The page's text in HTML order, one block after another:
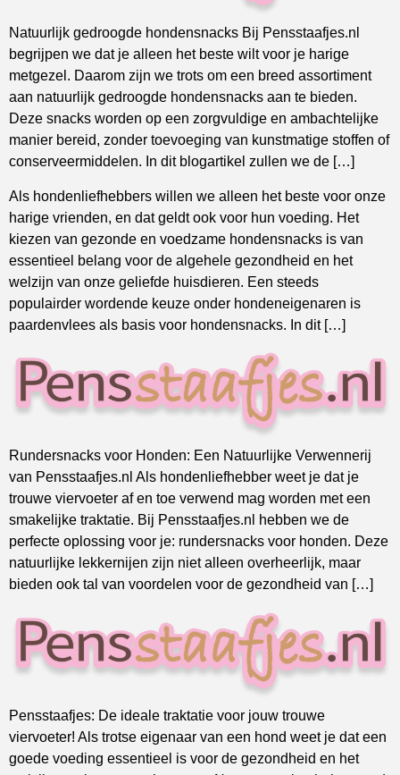
Natuurlijk gedroogde hondensnacks Bij Pensstaafjes.nl
begrijpen we dat je alleen het beste wilt voor je harige
metgezel. Daarom zijn we trots om een breed assortiment
aan natuurlijk gedroogde hondensnacks aan te bieden.
Deze snacks worden op een zorgvuldige en ambachtelijke
manier bereid, zonder toevoeging van kunstmatige stoffen of
conserveermiddelen. In dit blogartikel zullen we de […]
Als hondenliefhebbers willen we alleen het beste voor onze
harige vrienden, en dat geldt ook voor hun voeding. Het
kiezen van gezonde en voedzame hondensnacks is van
essentieel belang voor de algehele gezondheid en het
welzijn van onze geliefde huisdieren. Een steeds
populairder wordende keuze onder hondeneigenaren is
paardenvlees als basis voor hondensnacks. In dit […]
Rundersnacks voor Honden: Een Natuurlijke Verwennerij
van Pensstaafjes.nl Als hondenliefhebber weet je dat je
trouwe viervoeter af en toe verwend mag worden met een
smakelijke traktatie. Bij Pensstaafjes.nl hebben we de
perfecte oplossing voor je: rundersnacks voor honden. Deze
natuurlijke lekkernijen zijn niet alleen overheerlijk, maar
bieden ook tal van voordelen voor de gezondheid van […]
Pensstaafjes: De ideale traktatie voor jouw trouwe
viervoeter! Als trotse eigenaar van een hond weet je dat een
goede voeding essentieel is voor de gezondheid en het